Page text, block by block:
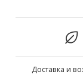
Доставка и